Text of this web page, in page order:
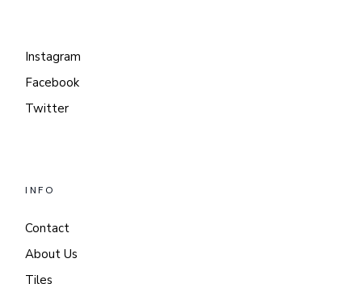
Instagram
Facebook
Twitter
INFO
Contact
About Us
Tiles